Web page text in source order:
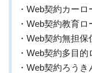
・Web契約カー
・Web契約教育
・Web契約無担
・Web契約多目的
・Web契約ろう